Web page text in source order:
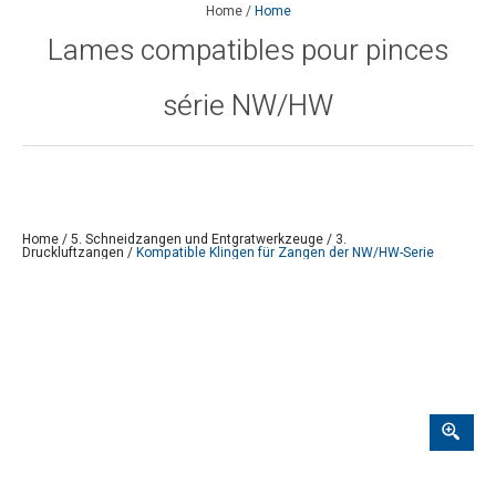
Home/Home
Lames compatibles pour pinces
série NW/HW
Home/5. Schneidzangen und Entgratwerkzeuge/ 3.
Druckluftzangen /Kompatible Klingen für Zangen der NW/HW-Serie